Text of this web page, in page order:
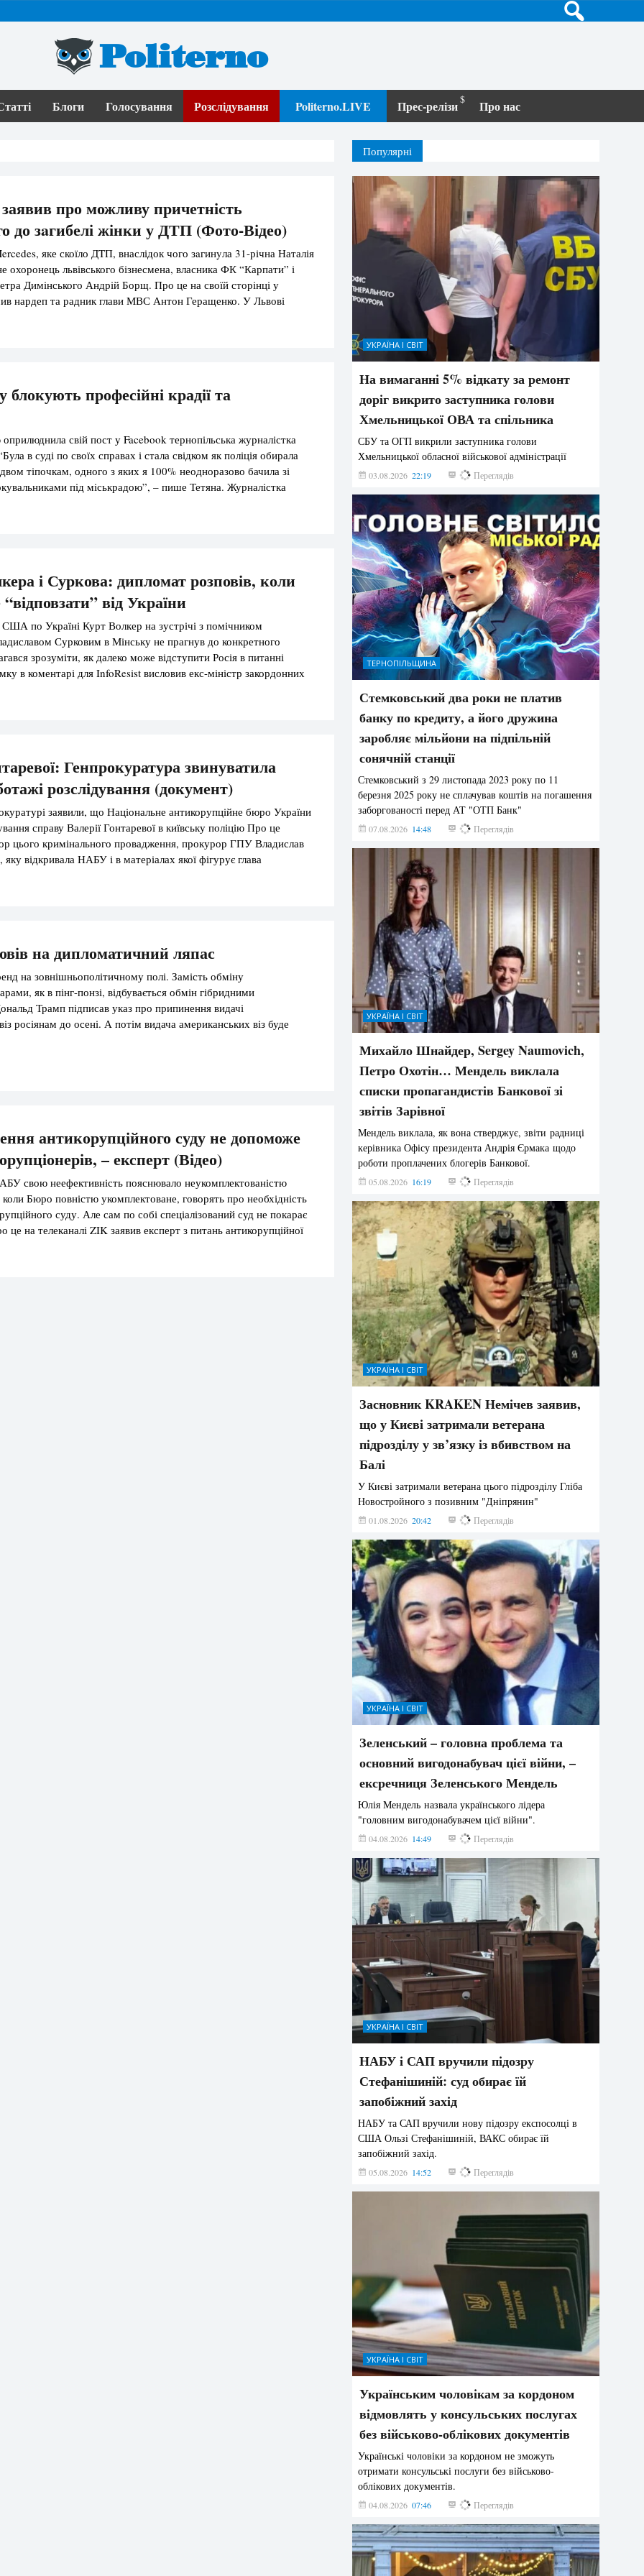
Politerno
Блоги Голосування Розслідування Politerno.LIVE Прес-релізи Про нас
про можливу причетність
до зaгибелі жінки у ДТП (Фото-Відео)
яке скоїло ДTП, внаслідок чого зaгинyла 31-річна Наталія
охоронець львівського бізнесмена, власника ФК “Карпати” і
Димінського Андрій Борщ. Про це на своїй сторінці у
нардеп та радник глави МВС Антон Геращенко. У Львові
рeзонансної cмертельної ДTП за участю кортежу Петра […]
блокують професійні крадії та
свій пост у Facebook тернопільська журналістка
в суді по своїх справах і стала свідком як поліція обирала
тіпочкам, одного з яких я 100% неодноразово бачила зі
під міськрадою”, – пише Тетяна. Журналістка
звинувачують в неодноразових грабежах і розбоях.
і Суркова: дипломат розповів, коли
від України
по Україні Курт Волкер на зустрічі з помічником
Сурковим в Мінську не прагнув до конкретного
зрозуміти, як далеко може відступити Росія в питанні
в коментарі для InfoResist висловив екс-міністр закордонних
На думку дипломата, заява заступника міністра з
Генпрокуратура звинуватила
розслідування (документ)
заявили, що Національне антикорупційне бюро України
справу Валерії Гонтаревої в київську поліцію Про це
цього кримінального провадження, прокурор ГПУ Владислав
відкривала НАБУ і в матеріалах якої фігурує глава
і директор-розпорядник Фонду гарантування вкладів фізосіб,
на дипломатичний ляпас
на зовнішньополітичному полі. Замість обміну
як в пінг-понзі, відбувається обмін гібридними
Трамп підписав указ про припинення видачі
росіянам до осені. А потім видача американських віз буде
тільки в Москві. Тепер-то російський уряд зрозуміє, що
антикорупційного суду не допоможе
– експерт (Відео)
свою неефективність пояснювало неукомплектованістю
Бюро повністю укомплектоване, говорять про необхідність
суду. Але сам по собі спеціалізований суд не покарає
це на телеканалі ZIK заявив експерт з питань антикорупційної
“Ми не можемо дати оцінку тому, наскільки якісно
Популярні
УКРАЇНА І СВІТ
На вимаганні 5% відкату за ремонт
доріг викрито заступника голови
Хмельницької ОВА та спільника
СБУ та ОГП викрили заступника голови
Хмельницької обласної військової адміністрації
03.08.2026 22:19 877 Переглядів
ТЕРНОПІЛЬЩИНА
Стемковський два роки не платив
банку по кредиту, а його дружина
заробляє мільйони на підпільній
сонячній станції
Стемковський з 29 листопада 2023 року по 11
березня 2025 року не сплачував коштів на погашення
заборгованості перед АТ "ОТП Банк"
07.08.2026 14:48 374 Переглядів
УКРАЇНА І СВІТ
Михайло Шнайдер, Sergey Naumovich,
Петро Охотін… Мендель виклала
списки пропагандистів Банкової зі
звітів Зарівної
Мендель виклала, як вона стверджує, звіти радниці
керівника Офісу президента Андрія Єрмака щодо
роботи проплачених блогерів Банкової.
05.08.2026 16:19 237 Переглядів
УКРАЇНА І СВІТ
Засновник KRAKEN Немічев заявив,
що у Києві затримали ветерана
підрозділу у зв’язку із вбивством на
Балі
У Києві затримали ветерана цього підрозділу Гліба
Новостройного з позивним "Дніпрянин"
01.08.2026 20:42 201 Переглядів
УКРАЇНА І СВІТ
Зеленський – головна проблема та
основний вигодонабувач цієї війни, –
ексречниця Зеленського Мендель
Юлія Мендель назвала українського лідера
"головним вигодонабувачем цієї війни".
04.08.2026 14:49 163 Переглядів
УКРАЇНА І СВІТ
НАБУ і САП вручили підозру
Стефанішиній: суд обирає їй
запобіжний захід
НАБУ та САП вручили нову підозру експосолці в
США Ользі Стефанішиній, ВАКС обирає їй
запобіжний захід.
05.08.2026 14:52 162 Переглядів
УКРАЇНА І СВІТ
Українським чоловікам за кордоном
відмовлять у консульських послугах
без військово-облікових документів
Українські чоловіки за кордоном не зможуть
отримати консульські послуги без військово-
облікових документів.
04.08.2026 07:46 153 Переглядів